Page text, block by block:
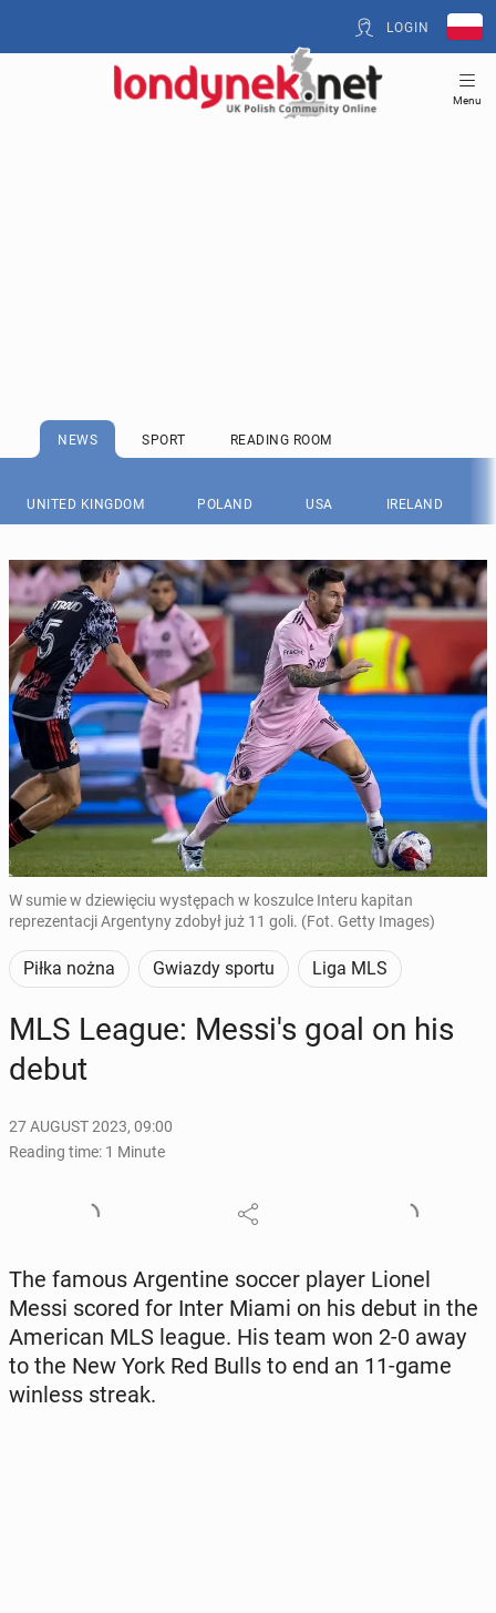
LOGIN
Menu
NEWS SPORT READING ROOM
UNITED KINGDOM POLAND USA IRELAND
W sumie w dziewięciu występach w koszulce Interu kapitan
reprezentacji Argentyny zdobył już 11 goli. (Fot. Getty Images)
Piłka nożna Gwiazdy sportu Liga MLS
MLS League: Messi's goal on his
debut
27 AUGUST 2023, 09:00
Reading time: 1 Minute
The famous Ar­gen­tine soccer player Lionel
Messi scored for Inter Miami on his debut in the
Amer­i­can MLS league. His team won 2-0 away
to the New York Red Bulls to end an 11-game
winless streak.